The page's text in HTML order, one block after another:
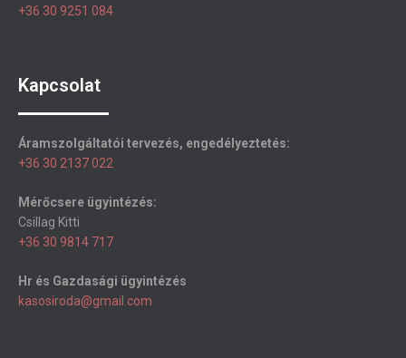
+36 30 9251 084
Kapcsolat
Áramszolgáltatói tervezés, engedélyeztetés:
+36 30 2137 022
Mérőcsere ügyintézés:
Csillag Kitti
+36 30 9814 717
Hr és Gazdasági ügyintézés
kasosiroda@gmail.com